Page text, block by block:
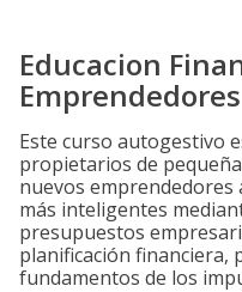
Educacion
Emprendedores
Este curso autogestivo
propietarios de
nuevos emprendedores
más inteligentes
presupuestos
planificación financiera,
fundamentos de los